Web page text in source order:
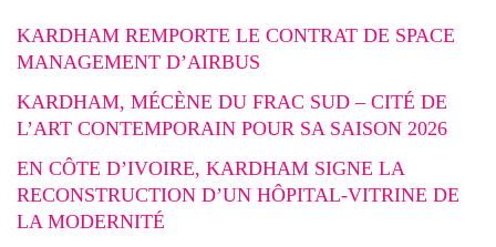
KARDHAM REMPORTE LE CONTRAT DE SPACE
MANAGEMENT D’AIRBUS
KARDHAM, MÉCÈNE DU FRAC SUD – CITÉ DE
L’ART CONTEMPORAIN POUR SA SAISON 2026
EN CÔTE D’IVOIRE, KARDHAM SIGNE LA
RECONSTRUCTION D’UN HÔPITAL-VITRINE DE
LA MODERNITÉ